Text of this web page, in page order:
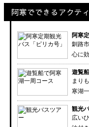
阿寒でできるアクテ
阿寒
釧路
心に
遊覧
まり
寒湖
観光
広い